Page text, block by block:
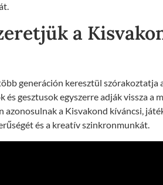
a
generáción keresztül szórakoztatja
és gesztusok egyszerre adják vissza a
azonosulnak a Kisvakond kíváncsi,
és a kreatív szinkronmunkát.